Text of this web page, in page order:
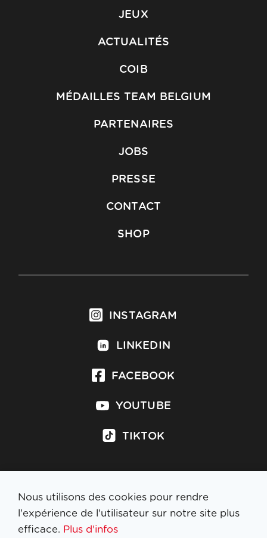
JEUX
ACTUALITÉS
COIB
MÉDAILLES TEAM BELGIUM
PARTENAIRES
JOBS
PRESSE
CONTACT
SHOP
INSTAGRAM
LINKEDIN
FACEBOOK
YOUTUBE
TIKTOK
S'inscrire à la newsletter
Nous utilisons des cookies pour rendre
l'expérience de l'utilisateur sur notre site plus
efficace. Plus d'infos